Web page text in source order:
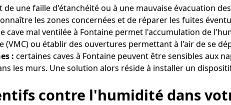
de une faille d'étanchéité ou à une mauvaise évacuation
les zones concernées et de réparer les fuites
cave mal ventilée à Fontaine permet l'accumulation de
ou établir des ouvertures permettant à l'air de se
: certaines caves à Fontaine peuvent être sensibles aux
les murs. Une solution alors réside à installer un
contre l'humidité dans